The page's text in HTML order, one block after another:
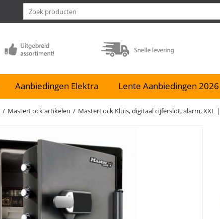
Aanbiedingen Elektra Lente Aanbiedingen 2026
/ MasterLock artikelen / MasterLock Kluis, digitaal cijferslot, alarm,